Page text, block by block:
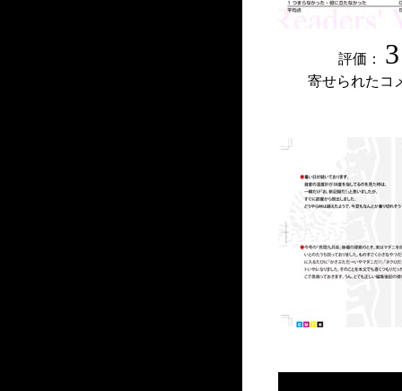
評価： 3
寄せられたコ